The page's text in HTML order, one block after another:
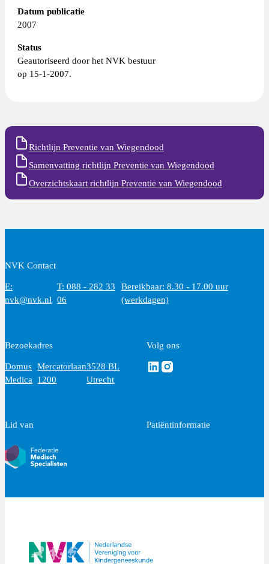
Datum publicatie
2007
Status
Geautoriseerd door het NVK bestuur
op 15-1-2007.
Richtlijn Preventie van Wiegendood
Samenvatting richtlijn Preventie van Wiegendood
Overzichtskaart richtlijn Preventie van Wiegendood
NVK Contact
E:
nvk@nvk.nl
T: 088 - 282 33
06
Bereikbaar: 8.30 - 17.00 uur
(werkdagen)
Bezoekadres
Domus
Medica
Mercatorlaan
1200
3528 BL
Utrecht
Volg ons
Volg ons via Linkedin
Volg ons via Instagram
Lid van Patiëntinformatie